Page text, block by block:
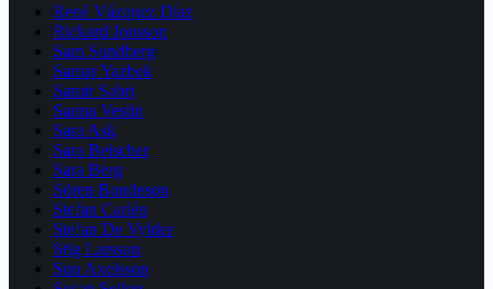
René Vázquez Díaz
Rickard Jonsson
Sam Sundberg
Samar Yazbek
Samir Sabri
Sanna Vestin
Sara Ask
Sara Beischer
Sara Berg
Sören Bondeson
Stefan Carlén
Stefan De Vylder
Stig Larsson
Sun Axelsson